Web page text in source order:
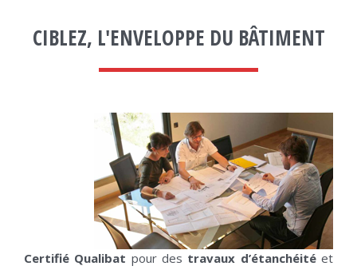
CIBLEZ, L'ENVELOPPE DU BÂTIMENT
Certifié Qualibat pour des travaux d’étanchéitéet